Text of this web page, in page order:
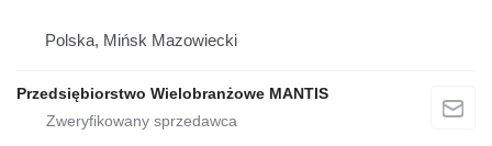
Polska, Mińsk Mazowiecki
Przedsiębiorstwo Wielobranżowe MANTIS